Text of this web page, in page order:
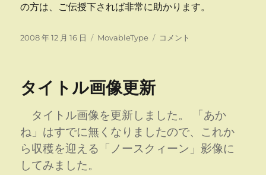
の方は、ご伝授下されば非常に助かります。
投
2008 年 12 月 16 日
カ
ー
MovableType
ブ
ジ
ン
ア
コメント
タイトル画像更新
タイトル画像を更新しました。 「あか
ね」はすでに無くなりましたので、これか
ら収穫を迎える「ノースクィーン」影像に
してみました。